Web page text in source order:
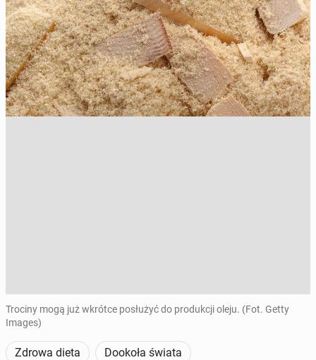
Trociny mogą już wkrótce posłużyć do produkcji oleju. (Fot. Getty
Images)
Zdrowa dieta Dookoła świata